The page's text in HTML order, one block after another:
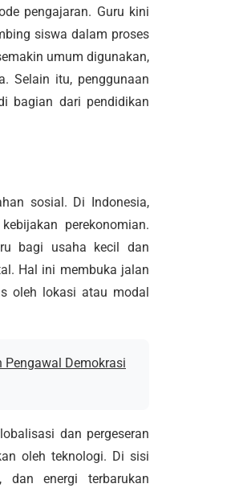
pengajaran. Guru kini
siswa dalam proses
umum digunakan,
Selain itu, penggunaan
bagian dari pendidikan
sosial. Di Indonesia,
perekonomian.
bagi usaha kecil dan
Hal ini membuka jalan
oleh lokasi atau modal
Pengawal Demokrasi
dan pergeseran
oleh teknologi. Di sisi
dan energi terbarukan